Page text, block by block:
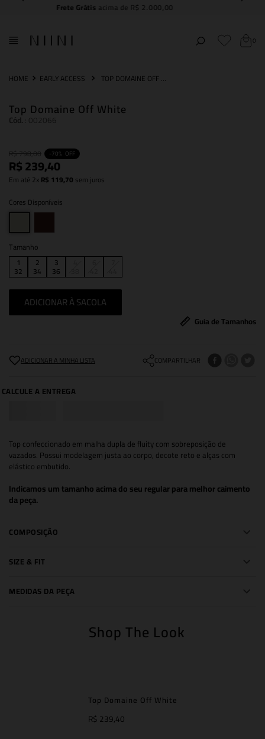
Compre eretire na NIINI JK Iguatemi
0
EARLY ACCESS TOP DOMAINE OFF WHITE
Top Domaine Off White
Cód.
-70% OFF
R$239,40
Em até 2xR$ 119,70 sem juros
Cores Disponíveis
Tamanho
1
32
2
34
3
36
ADICIONAR À SACOLA
Guia de Tamanhos
COMPARTILHAR
Top confeccionado em malha dupla de fluity com sobreposição de
vazados. Possui modelagem justa ao corpo, decote reto e alças com
elástico embutido.
Indicamos um tamanho acima do seu regular para melhor caimento
da peça.
COMPOSIÇÃO
SIZE & FIT
MEDIDAS DA PEÇA
Shop The Look
Top Domaine Off White
R$ 239,40